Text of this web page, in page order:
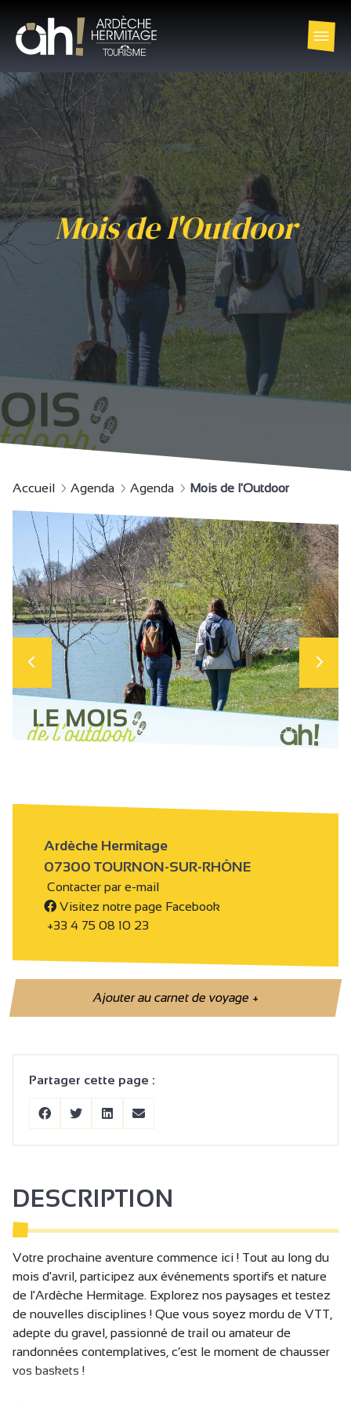
Mois de l'Outdoor
Accueil Agenda Agenda Mois de l'Outdoor
Ardèche Hermitage
07300 TOURNON-SUR-RHÔNE
Contacter par e-mail
Visitez notre page Facebook
+33 4 75 08 10 23
Ajouter au carnet de voyage+
Partager cette page :
DESCRIPTION
Votre prochaine aventure commence ici ! Tout au long du
mois d'avril, participez aux événements sportifs et nature
de l'Ardèche Hermitage. Explorez nos paysages et testez
de nouvelles disciplines ! Que vous soyez mordu de VTT,
adepte du gravel, passionné de trail ou amateur de
randonnées contemplatives, c’est le moment de chausser
vos baskets !